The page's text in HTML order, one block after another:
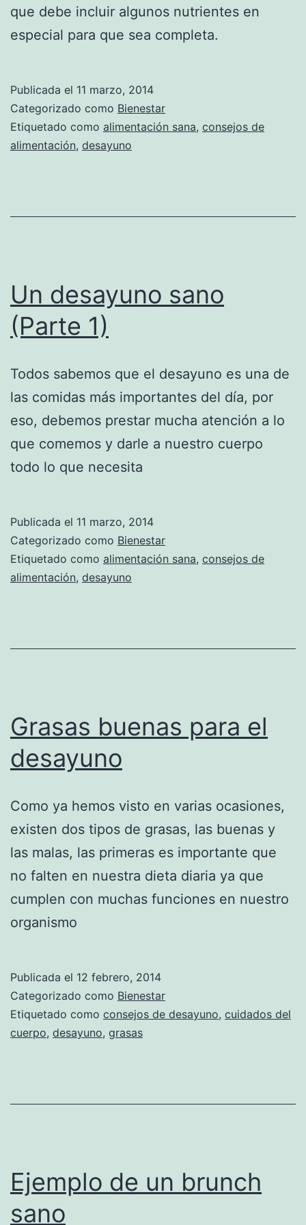
que debe incluir algunos nutrientes en
especial para que sea completa.
Publicada el 11 marzo, 2014
Categorizado como Bienestar
Etiquetado como alimentación sana, consejos de
alimentación, desayuno
Un desayuno sano
(Parte 1)
Todos sabemos que el desayuno es una de
las comidas más importantes del día, por
eso, debemos prestar mucha atención a lo
que comemos y darle a nuestro cuerpo
todo lo que necesita
Publicada el 11 marzo, 2014
Categorizado como Bienestar
Etiquetado como alimentación sana, consejos de
alimentación, desayuno
Grasas buenas para el
desayuno
Como ya hemos visto en varias ocasiones,
existen dos tipos de grasas, las buenas y
las malas, las primeras es importante que
no falten en nuestra dieta diaria ya que
cumplen con muchas funciones en nuestro
organismo
Publicada el 12 febrero, 2014
Categorizado como Bienestar
Etiquetado como consejos de desayuno, cuidados del
cuerpo, desayuno, grasas
Ejemplo de un brunch
sano